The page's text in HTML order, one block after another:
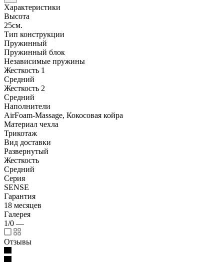
Характеристики
Высота
25см.
Тип конструкции
Пружинный
Пружинный блок
Независимые пружины
Жесткость 1
Средний
Жесткость 2
Средний
Наполнители
AirFoam-Massage, Кокосовая койра
Материал чехла
Трикотаж
Вид доставки
Развернутый
Жесткость
Средний
Серия
SENSE
Гарантия
18 месяцев
Галерея
1/0 —
Отзывы